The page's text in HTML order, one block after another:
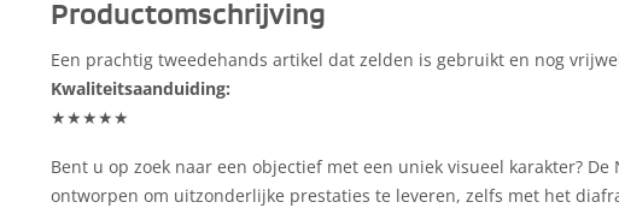
Productomschrijving
Een prachtig tweedehands artikel dat zelden is gebruikt en nog
Kwaliteitsaanduiding:
★★★★★
Bent u op zoek naar een objectief met een uniek visueel karakter? De
ontworpen om uitzonderlijke prestaties te leveren, zelfs met het